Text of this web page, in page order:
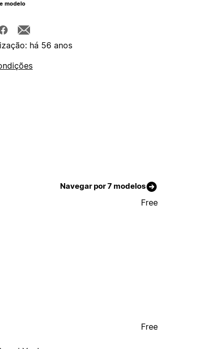
modelo
há 56 anos
Navegar por 7 modelos
Free
Free